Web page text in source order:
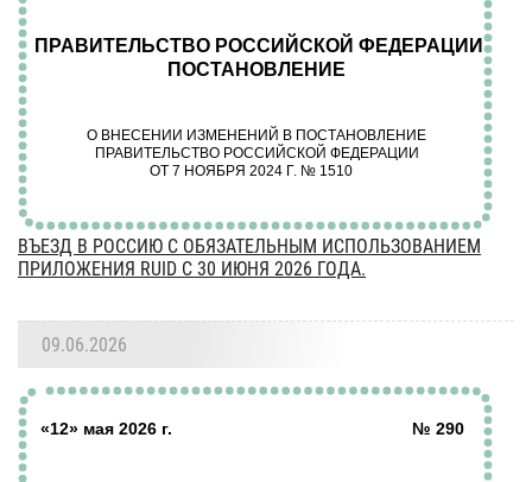
ВЪЕЗД В РОССИЮ С ОБЯЗАТЕЛЬНЫМ ИСПОЛЬЗОВАНИЕМ
ПРИЛОЖЕНИЯ RUID С 30 ИЮНЯ 2026 ГОДА.
09.06.2026